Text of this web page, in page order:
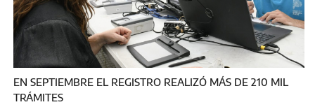
EN SEPTIEMBRE EL REGISTRO REALIZÓ MÁS DE 210 MIL
TRÁMITES